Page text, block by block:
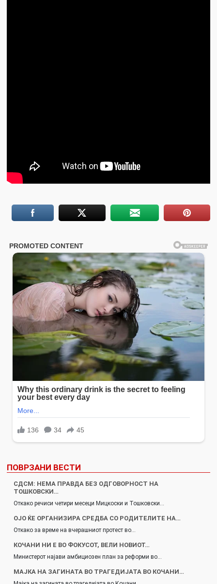
ПОВРЗАНИ ВЕСТИ
СДСМ: НЕМА ПРАВДА БЕЗ ОДГОВОРНОСТ НА
ТОШКОВСКИ…
Откако речиси четири месеци Мицкоски и Тошковски…
ОЈО ЌЕ ОРГАНИЗИРА СРЕДБА СО РОДИТЕЛИТЕ НА…
Откако за време на вчерашниот протест во…
КОЧАНИ НИ Е ВО ФОКУСОТ, ВЕЛИ НОВИОТ…
Министерот најави амбициозен план за реформи во…
МАЈКА НА ЗАГИНАТА ВО ТРАГЕДИЈАТА ВО КОЧАНИ…